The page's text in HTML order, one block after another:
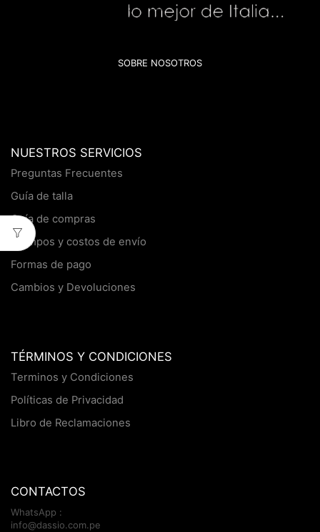
SOBRE NOSOTROS
NUESTROS SERVICIOS
Preguntas Frecuentes
Guía de talla
Guía de compras
Tiempos y costos de envío
Formas de pago
Cambios y Devoluciones
TÉRMINOS Y CONDICIONES
Terminos y Condiciones
Políticas de Privacidad
Libro de Reclamaciones
CONTACTOS
WhatsApp :
info@dassio.com.pe